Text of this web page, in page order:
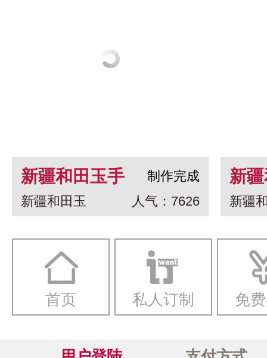
新疆和田玉手
串 龙生九子
制作完成
新疆和田玉
人气：7626
新
白
一
新疆
首页 私人订制 免